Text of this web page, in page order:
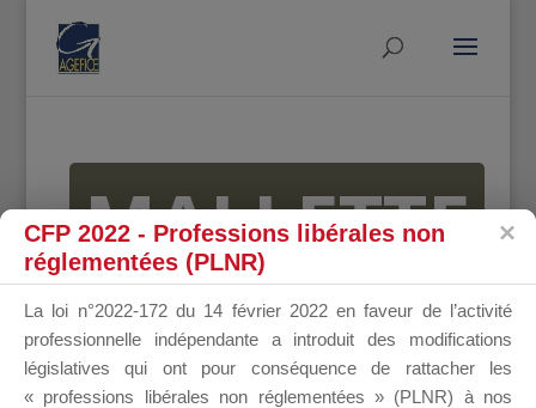
MALLETTE
DU
CFP 2022 - Professions libérales non
réglementées (PLNR)
La loi n°2022-172 du 14 février 2022 en faveur de l’activité
professionnelle indépendante a introduit des modifications
législatives qui ont pour conséquence de rattacher les
« professions libérales non réglementées » (PLNR) à nos